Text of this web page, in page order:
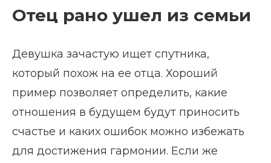
Отец рано ушел из семьи
Девушка зачастую ищет спутника,
который похож на ее отца. Хороший
пример позволяет определить, какие
отношения в будущем будут приносить
счастье и каких ошибок можно избежать
для достижения гармонии. Если же